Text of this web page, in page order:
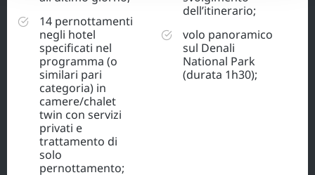
14 pernottamenti
negli hotel
specificati nel
programma (o
similari pari
categoria) in
camere/chalet
twin con servizi
privati e
trattamento di
solo
pernottamento;
dell’itinerario;
volo panoramico
sul Denali
National Park
(durata 1h30);